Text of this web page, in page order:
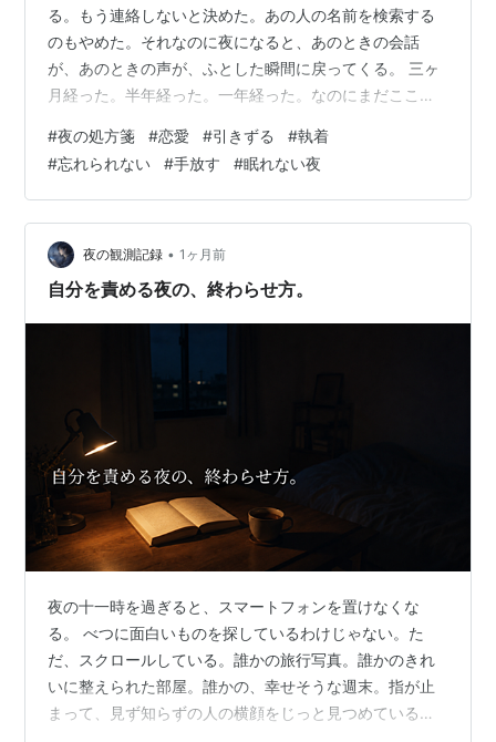
る。もう連絡しないと決めた。あの人の名前を検索する
のもやめた。それなのに夜になると、あのときの会話
が、あのときの声が、ふとした瞬間に戻ってくる。 三ヶ
月経った。半年経った。一年経った。なのにまだここに
ば、考えない。でも電車の中でふいに思い出す。似た香
りに反応する。誕生日の前後がやたらと苦しい。共通の
知り合いのSNSに反応してしまう。自分でも「もういい
加減にしてほしい」と思っているのに、止まらない。 ──
こんな夜、ありませんか もう好きじゃないと思う。でも
思い出す。嫌いになろうとすればするほど…
#夜の処方箋 #恋愛 #引きずる #執着
#忘れられない #手放す #眠れない夜
夜の観測記録 • 1ヶ月前
自分を責める夜の、終わらせ方。
夜の十一時を過ぎると、スマートフォンを置けなくな
る。 べつに面白いものを探しているわけじゃない。た
だ、スクロールしている。誰かの旅行写真。誰かのきれ
いに整えられた部屋。誰かの、幸せそうな週末。指が止
まって、見ず知らずの人の横顔をじっと見つめている自